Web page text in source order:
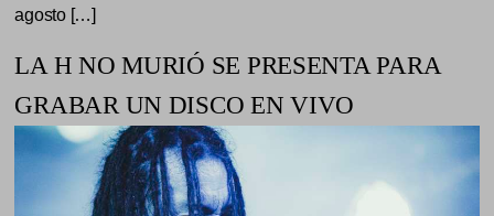
agosto […]
LA H NO MURIÓ SE PRESENTA PARA
GRABAR UN DISCO EN VIVO